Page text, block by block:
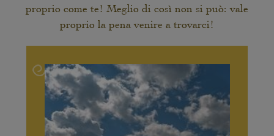
proprio come te! Meglio di così non si può: vale
proprio la pena venire a trovarci!